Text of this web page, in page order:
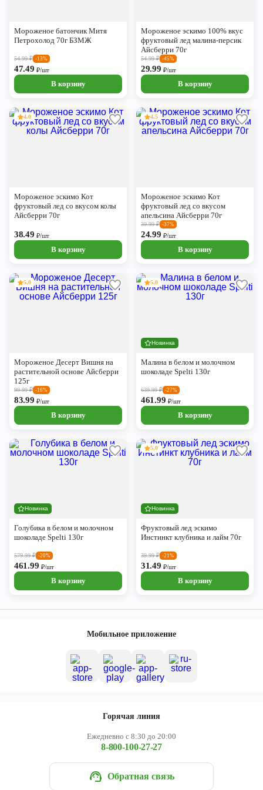
Мороженое батончик Митя
Петрохолод 70г БЗМЖ
54.99₽ -13%
47.49₽/шт
В корзину
Мороженое эскимо 100% вкус
фруктовый лед малина-персик
Айсберри 70г
54.99₽ -45%
29.99₽/шт
В корзину
4.0
Мороженое эскимо Кот
фруктовый лед со вкусом колы
Айсберри 70г
38.49₽/шт
В корзину
4.5
Мороженое эскимо Кот
фруктовый лед со вкусом
апельсина Айсберри 70г
39.99₽ -37%
24.99₽/шт
В корзину
5.0
Мороженое Десерт Вишня на
растительной основе Айсберри
125г
99.99₽ -16%
83.99₽/шт
В корзину
Новинка
5.0
Малина в белом и молочном
шоколаде Spelti 130г
639.99₽ -27%
461.99 ₽/шт
В корзину
Новинка
Голубика в белом и молочном
шоколаде Spelti 130г
579.99₽ -20%
461.99 ₽/шт
В корзину
Новинка
5.0
Фруктовый лед эскимо
Инстинкт клубника и лайм 70г
39.99₽ -21%
31.49₽/шт
В корзину
Мобильное приложение
Горячая линия
Ежедневно с 8:30 до 20:00
8-800-100-27-27
Обратная связь